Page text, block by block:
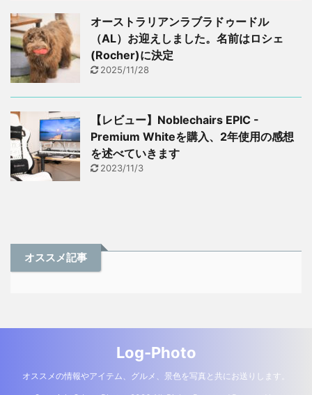
オーストラリアンラブラドゥードル
（AL）お迎えしました。名前はロシェ
(Rocher)に決定
2025/11/28
【レビュー】Noblechairs EPIC -
Premium Whiteを購入、2年使用の感想
を述べていきます
2023/11/3
オススメ記事
Log-Photo
オススメの情報やアイテム、グルメ、景色を写真と共にお送りします。